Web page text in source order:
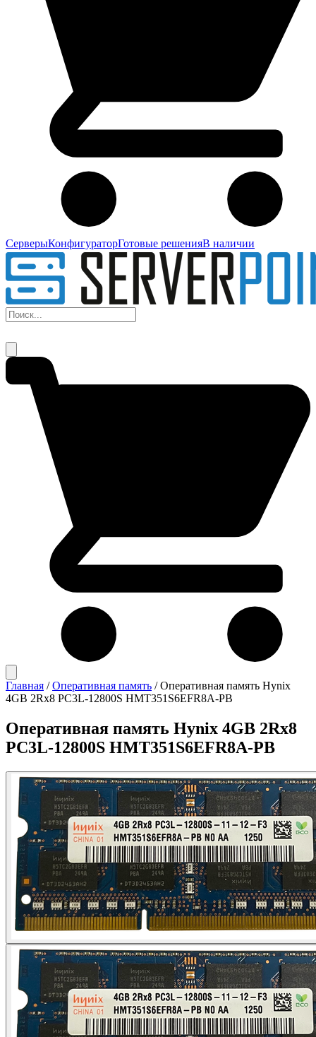
СерверыКонфигураторГотовые решенияВ наличии
Главная / Оперативная память / Оперативная память Hynix
4GB 2Rx8 PC3L-12800S HMT351S6EFR8A-PB
Оперативная память Hynix 4GB 2Rx8
PC3L-12800S HMT351S6EFR8A-PB